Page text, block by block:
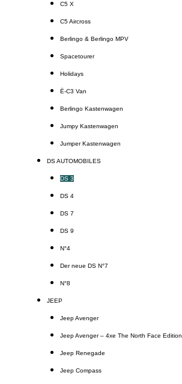
C5 X
C5 Aircross
Berlingo & Berlingo MPV
Spacetourer
Holidays
Ë-C3 Van
Berlingo Kastenwagen
Jumpy Kastenwagen
Jumper Kastenwagen
DS AUTOMOBILES
DS 3
DS 4
DS 7
DS 9
N°4
Der neue DS N°7
N°8
JEEP
Jeep Avenger
Jeep Avenger – 4xe The North Face Edition
Jeep Renegade
Jeep Compass